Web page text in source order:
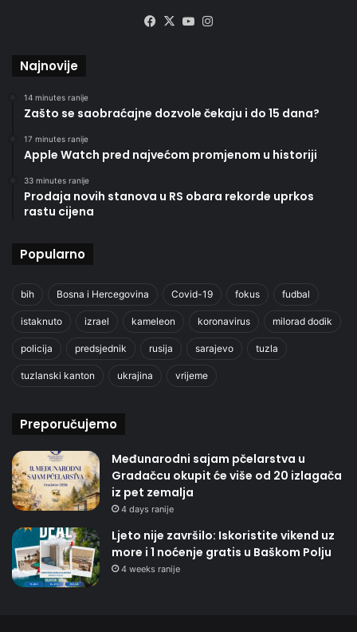
Facebook
X YouTube
Najnovije
14 minutes ranije
Zašto se saobraćajne dozvole čekaju i do 15 dana?
17 minutes ranije
Apple Watch pred najvećom promjenom u historiji
33 minutes ranije
Prodaja novih stanova u RS obara rekorde uprkos
rastu cijena
Popularno
bih Bosna i Hercegovina Covid-19 fokus fudbal
istaknuto izrael kameleon koronavirus milorad dodik
policija predsjednik rusija sarajevo tuzla
tuzlanski kanton ukrajina vrijeme
Preporučujemo
Međunarodni sajam pčelarstva u
Gradačcu okupit će više od 20 izlagača
iz pet zemalja
4 days ranije
Ljeto nije završilo: Iskoristite vikend uz
more i 1 noćenje gratis u Baškom Polju
4 weeks ranije